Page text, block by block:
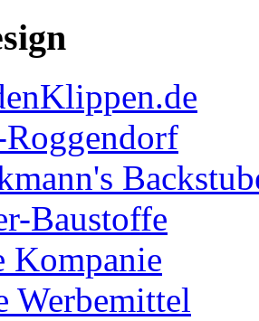
Roggendorf
Baustoffe
Kompanie
Werbemittel